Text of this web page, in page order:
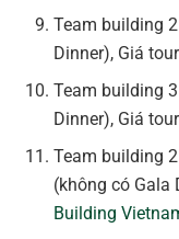
Team building
Dinner), Giá
Team building
Dinner), Giá
Team building
(không có Gala
Building